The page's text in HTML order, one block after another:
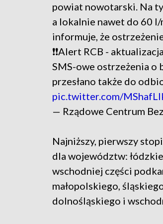
powiat nowotarski. Na
a lokalnie nawet do 60
informuje, że
❗❗Alert RCB -
SMS-owe ostrzeżenia o
przesłano także do
pic.twitter.com/
— Rządowe Centrum
Najniższy, pierwszy
dla województw:
wschodniej części
małopolskiego,
dolnośląskiego i